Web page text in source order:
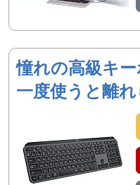
憧れの高級キ
一度使うと離